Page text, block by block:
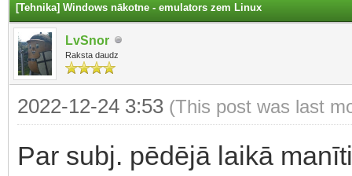
[Tehnika] Windows nākotne - emulators zem Linux
LvSnor
Raksta daudz
2022-12-24 3:53 (This post was last
Par subj. pēdējā laikā